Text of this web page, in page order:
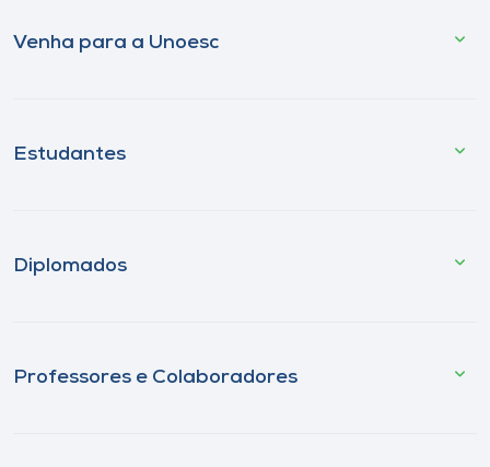
Venha para a Unoesc
Estudantes
Diplomados
Professores e Colaboradores